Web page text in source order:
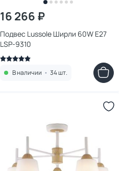
16 266 ₽
Подвес Lussole Ширли 60W E27
LSP-9310
В наличии • 34 шт.